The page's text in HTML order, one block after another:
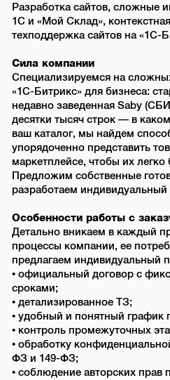
Разработка сайтов, сложные
1С и «Мой Склад»,
техподдержка сайтов на «1С-
Сила компании
Специализируемся на
«1С-Битрикс» для бизнеса:
недавно заведенная Saby
десятки тысяч строк — в
ваш каталог, мы найдем
упорядоченно представить
маркетплейсе, чтобы их
Предложим собственные
разработаем индивидуальный
Особенности работы с
Детально вникаем в каждый
процессы компании, ее
предлагаем индивидуальный
• официальный договор с
сроками;
• детализированное ТЗ;
• удобный и понятный график
• контроль промежуточных
• обработку
ФЗ и 149-ФЗ;
• соблюдение авторских прав